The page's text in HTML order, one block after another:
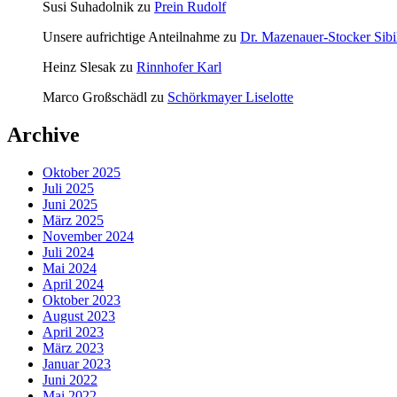
Susi Suhadolnik zu Prein Rudolf
Unsere aufrichtige Anteilnahme zu Dr. Mazenauer-Stocker
Heinz Slesak zu Rinnhofer Karl
Marco Großschädl zu Schörkmayer Liselotte
Archive
Oktober 2025
Juli 2025
Juni 2025
März 2025
November 2024
Juli 2024
Mai 2024
April 2024
Oktober 2023
August 2023
April 2023
März 2023
Januar 2023
Juni 2022